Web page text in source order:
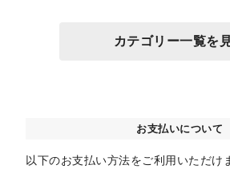
カテゴリー一覧を
お支払いについて
以下のお支払い方法をご利用いただけ